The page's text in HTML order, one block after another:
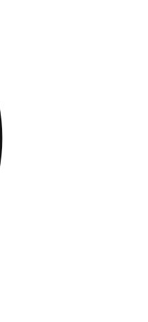
y no es donde quieres
te recordó que tu
una verdadera
y sin saldo
hasta dos días
y sobregirar hasta $200
dejarías estacionado